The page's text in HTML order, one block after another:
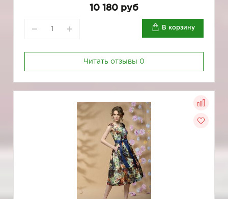
10 180 руб
В корзину
Читать отзывы 0